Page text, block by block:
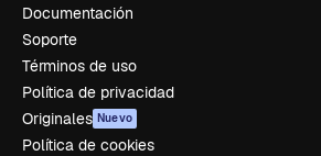
Documentación
Soporte
Términos de uso
Política de privacidad
Originales Nuevo
Política de cookies